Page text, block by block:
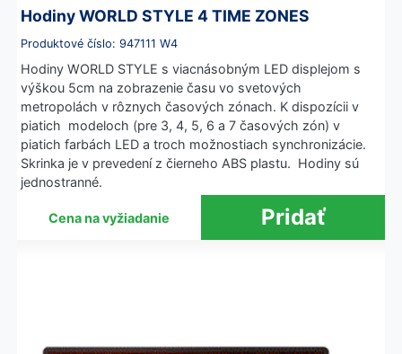
Hodiny WORLD STYLE 4 TIME ZONES
Produktové číslo: 947111 W4
Hodiny WORLD STYLE s viacnásobným LED displejom s
výškou 5cm na zobrazenie času vo svetových
metropolách v rôznych časových zónach. K dispozícii v
piatich modeloch (pre 3, 4, 5, 6 a 7 časových zón) v
piatich farbách LED a troch možnostiach synchronizácie.
Skrinka je v prevedení z čierneho ABS plastu. Hodiny sú
jednostranné.
Cena na vyžiadanie